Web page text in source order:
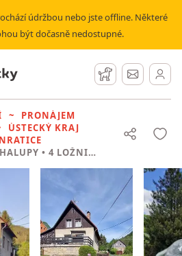
údržbou nebo jste offline. Některé
být dočasně nedostupné.
Hlídací pes
Zprávy
PRONÁJEM
ÚSTECKÝ KRAJ
• 4 LOŽNICE BEZ REALITKY